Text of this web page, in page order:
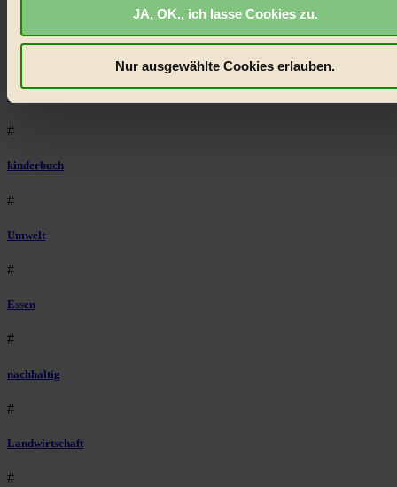
ist werbefinanziert und deswegen für dich
kostenfrei.Wir benötigen deine Einwilligung für Cookies, um
etwa selbst anonymisierte Statistiken dazu auslesen zu
externen Plattformen anzuzeigen, oder auch, um Werbung
JA, OK., ich lasse Cookies zu.
Nur ausgewählte Cookies erlauben.
Natur
#
kinderbuch
#
Umwelt
#
Essen
#
nachhaltig
#
Landwirtschaft
#